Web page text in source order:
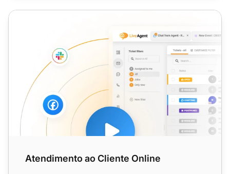
Atendimento ao Cliente Online
Atendimento ao Cliente Online